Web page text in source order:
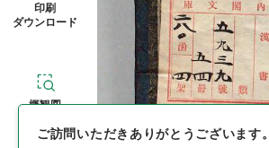
印刷
ダウンロード
概観図
ご訪問いただきありがとうございます。